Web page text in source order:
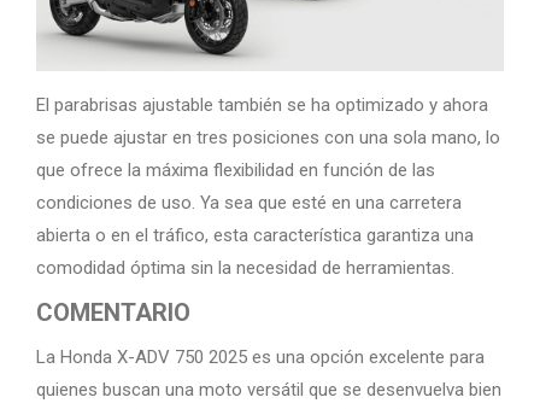
El parabrisas ajustable también se ha optimizado y ahora
se puede ajustar en tres posiciones con una sola mano, lo
que ofrece la máxima flexibilidad en función de las
condiciones de uso. Ya sea que esté en una carretera
abierta o en el tráfico, esta característica garantiza una
comodidad óptima sin la necesidad de herramientas.
COMENTARIO
La Honda X-ADV 750 2025 es una opción excelente para
quienes buscan una moto versátil que se desenvuelva bien